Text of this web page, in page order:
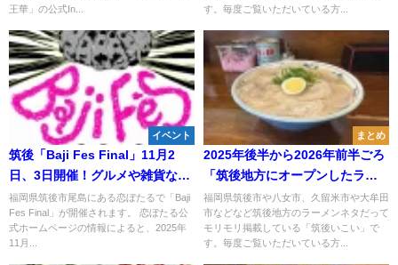
王華」の公式In...
す。毎度ご覧いただいている方...
イベント
筑後「Baji Fes Final」11月2
日、3日開催！グルメや雑貨など
2日間とも約60店舗が出店！
福岡県筑後市尾島にある恋ぼたるで「Baji
Fes Final」が開催されます。 恋ぼたる公
式ホームページの情報によると、2025年
11月...
まとめ
2025年後半から2026年前半ごろ
「筑後地方にオープンしたラー
メン屋さん」をまるっと公開！
福岡県筑後市や八女市、久留米市や大牟田
市などなど筑後地方のラーメンネタだって
モリモリ掲載している「筑後いこい」で
す。毎度ご覧いただいている方...